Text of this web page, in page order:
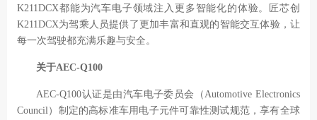
K211DCX都能为汽车电子领域注入更多智能化的体验。匠芯创
K211DCX为驾乘人员提供了更加丰富和直观的智能交互体验，让
每一次驾驶都充满乐趣与安全。
关于AEC-Q100
AEC-Q100认证是由汽车电子委员会（ Automotive Electronics
Council ）制定的高标准车用电子元件可靠性测试规范，享有全球